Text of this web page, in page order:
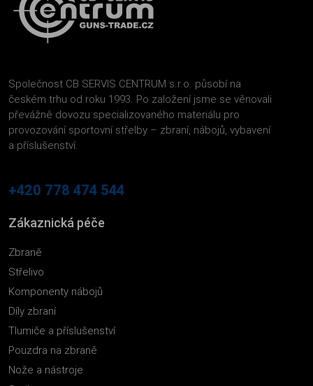
Společnost CB SERVIS CENTRUM s.r.o. působí na
českém trhu od roku 1993. Po založení jsme se věnovali
převážně dovozu specializovaného materiálu pro
provozování sportovní střelby – zbraní, nábojů, vybavení
a příslušenství.
+420 778 474 544
Zákaznická péče
Zbraně
Střelivo
Komponenty nábojů
Díly zbraní
Tlumiče a příslušenství
Pouzdra na zbraně
Nože a nástroje